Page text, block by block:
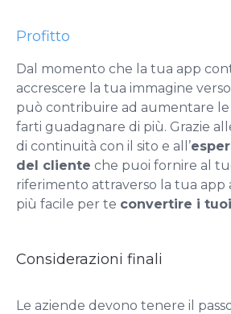
Profitto
Dal momento che la tua app
accrescere la tua immagine
può contribuire ad aumentare
farti guadagnare di più. Grazie
di continuità con il sito e all’
del cliente che puoi fornire al
riferimento attraverso la tua app
più facile per te convertire i
Considerazioni finali
Le aziende devono tenere il